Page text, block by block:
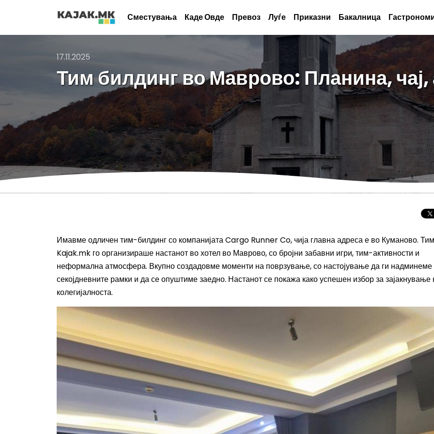
Сместувања Каде Овде Превоз Луѓе Приказни Бакалница
17.11.2025
Тим билдинг во Маврово: Планина, чај,
Имавме одличен тим-билдинг со компанијата Cargo Runner Co, чија главна адреса е во Куманово.
Kajak.mk го организираше настанот во хотел во Маврово, со бројни забавни игри, тим-активности и
неформална атмосфера. Вкупно создадовме моменти на поврзување, со настојување да ги надминеме
секојдневните рамки и да се опуштиме заедно. Настанот се покажа како успешен избор за зајакнување
колегијалноста.
Целосно
Сонцето 2026:
најголемиот
во Европа